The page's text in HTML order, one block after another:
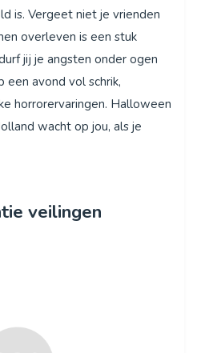
is. Vergeet niet je vrienden
overleven is een stuk
jij je angsten onder ogen
een avond vol schrik,
horrorervaringen. Halloween
wacht op jou, als je
veilingen